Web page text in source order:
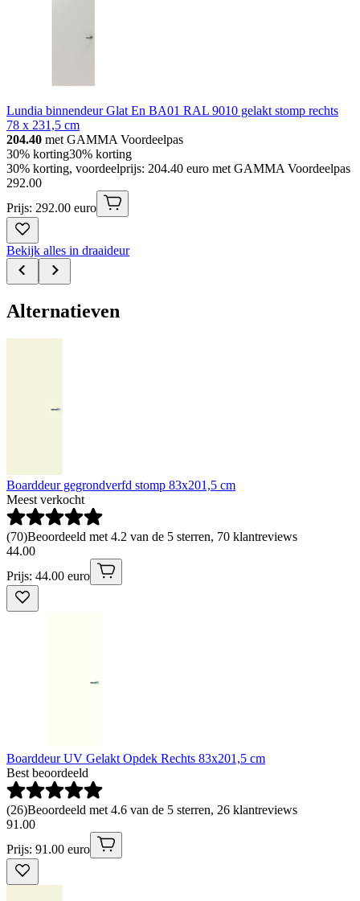
Lundia binnendeur Glat En BA01 RAL 9010 gelakt stomp rechts
78 x 231,5 cm
204.40 met GAMMA Voordeelpas
30% korting30% korting
30% korting, voordeelprijs: 204.40 euro met GAMMA Voordeelpas
292.00
Prijs: 292.00 euro
Bekijk alles in draaideur
Alternatieven
Boarddeur gegrondverfd stomp 83x201,5 cm
Meest verkocht
(70)Beoordeeld met 4.2 van de 5 sterren, 70 klantreviews
44.00
Prijs: 44.00 euro
Boarddeur UV Gelakt Opdek Rechts 83x201,5 cm
Best beoordeeld
(26)Beoordeeld met 4.6 van de 5 sterren, 26 klantreviews
91 .00
Prijs: 91.00 euro